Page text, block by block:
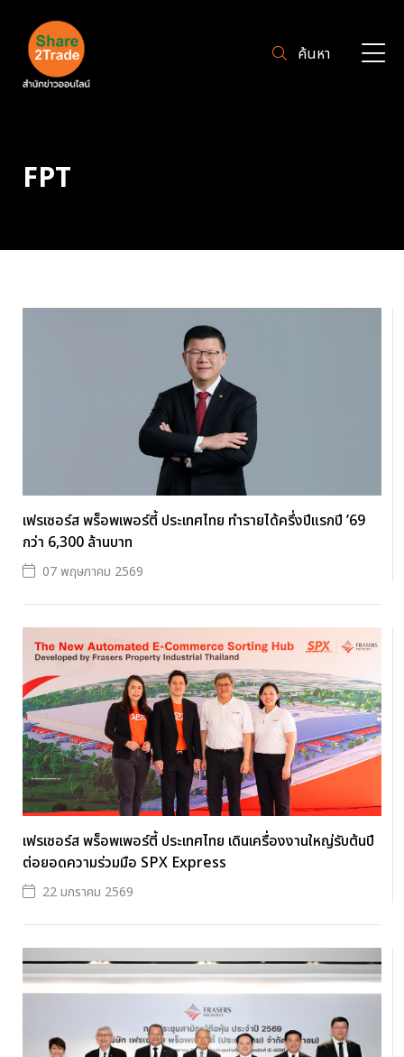
ค้นหา
FPT
เฟรเซอร์ส พร็อพเพอร์ตี้ ประเทศไทย ทำรายได้ครึ่งปีแรกปี ’69
กว่า 6,300 ล้านบาท
07 พฤษภาคม 2569
เฟรเซอร์ส พร็อพเพอร์ตี้ ประเทศไทย เดินเครื่องงานใหญ่รับต้นปี
ต่อยอดความร่วมมือ SPX Express
22 มกราคม 2569